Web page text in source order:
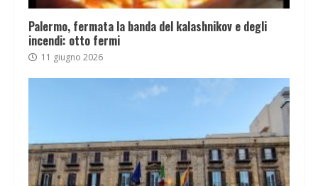
Palermo, fermata la banda del kalashnikov e degli
incendi: otto fermi
11 giugno 2026